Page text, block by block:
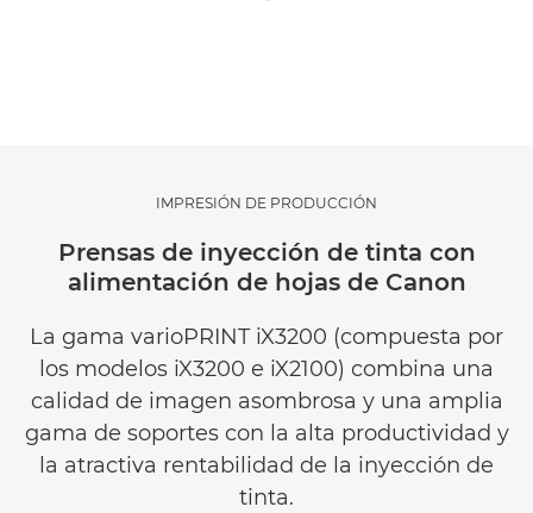
IMPRESIÓN DE PRODUCCIÓN
Prensas de inyección de tinta con
alimentación de hojas de Canon
La gama varioPRINT iX3200 (compuesta por
los modelos iX3200 e iX2100) combina una
calidad de imagen asombrosa y una amplia
gama de soportes con la alta productividad y
la atractiva rentabilidad de la inyección de
tinta.